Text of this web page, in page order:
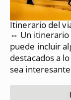
Itinerario del
⇔ Un itinerario
puede incluir
destacados a
sea